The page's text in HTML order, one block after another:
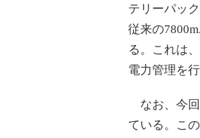
テリーパッ
従来の
る。これは
電力管理を
なお、今回
ている。こ